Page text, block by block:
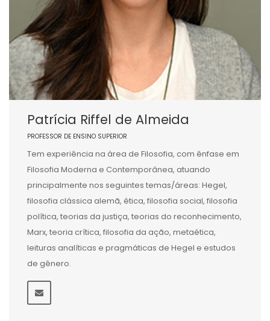
Patrícia Riffel de Almeida
PROFESSOR DE ENSINO SUPERIOR
Tem experiência na área de Filosofia, com ênfase em
Filosofia Moderna e Contemporânea, atuando
principalmente nos seguintes temas/áreas: Hegel,
filosofia clássica alemã, ética, filosofia social, filosofia
política, teorias da justiça, teorias do reconhecimento,
Marx, teoria crítica, filosofia da ação, metaética,
leituras analíticas e pragmáticas de Hegel e estudos
de gênero.